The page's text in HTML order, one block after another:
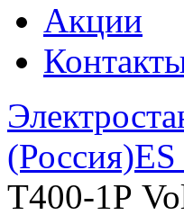
Акции
(Россия)
Т400-1Р